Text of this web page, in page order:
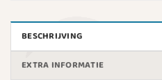
BESCHRIJVING
EXTRA INFORMATIE